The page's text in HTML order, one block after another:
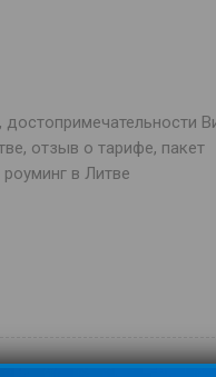
, достопримечательности
, отзыв о тарифе, пакет
роуминг в Литве